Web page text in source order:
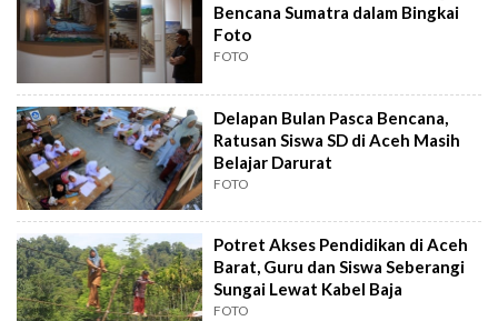
Bencana Sumatra dalam Bingkai
Foto
FOTO
Delapan Bulan Pasca Bencana,
Ratusan Siswa SD di Aceh Masih
Belajar Darurat
FOTO
Potret Akses Pendidikan di Aceh
Barat, Guru dan Siswa Seberangi
Sungai Lewat Kabel Baja
FOTO